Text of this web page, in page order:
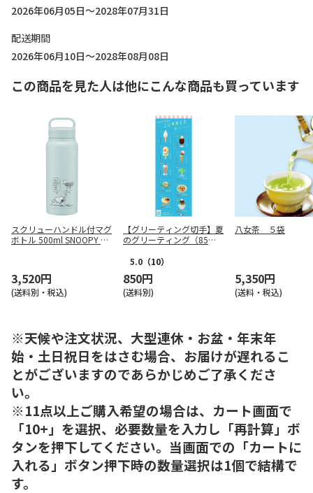
2026年06月05日～2028年07月31日
配送期間
2026年06月10日～2028年08月08日
この商品を見た人は他にこんな商品も買っています
スクリューハンドル付マグ
ボトル 500ml SNOOPY ス
3,520円
(送料別・税込)
【グリーティング切手】夏
のグリーティング（85
5.0 （10）
850円
(送料別)
八女茶 ５袋
5,350円
(送料・税込)
※天候や注文状況、大型連休・お盆・年末年
始・土日祝日をはさむ場合、お届けが遅れるこ
とがございますのであらかじめご了承くださ
い。
※11点以上ご購入希望の場合は、カート画面で
「10+」を選択、必要数量を入力し「再計算」ボ
タンを押下してください。当画面での「カートに
入れる」ボタン押下時の数量選択は1個で結構で
す。